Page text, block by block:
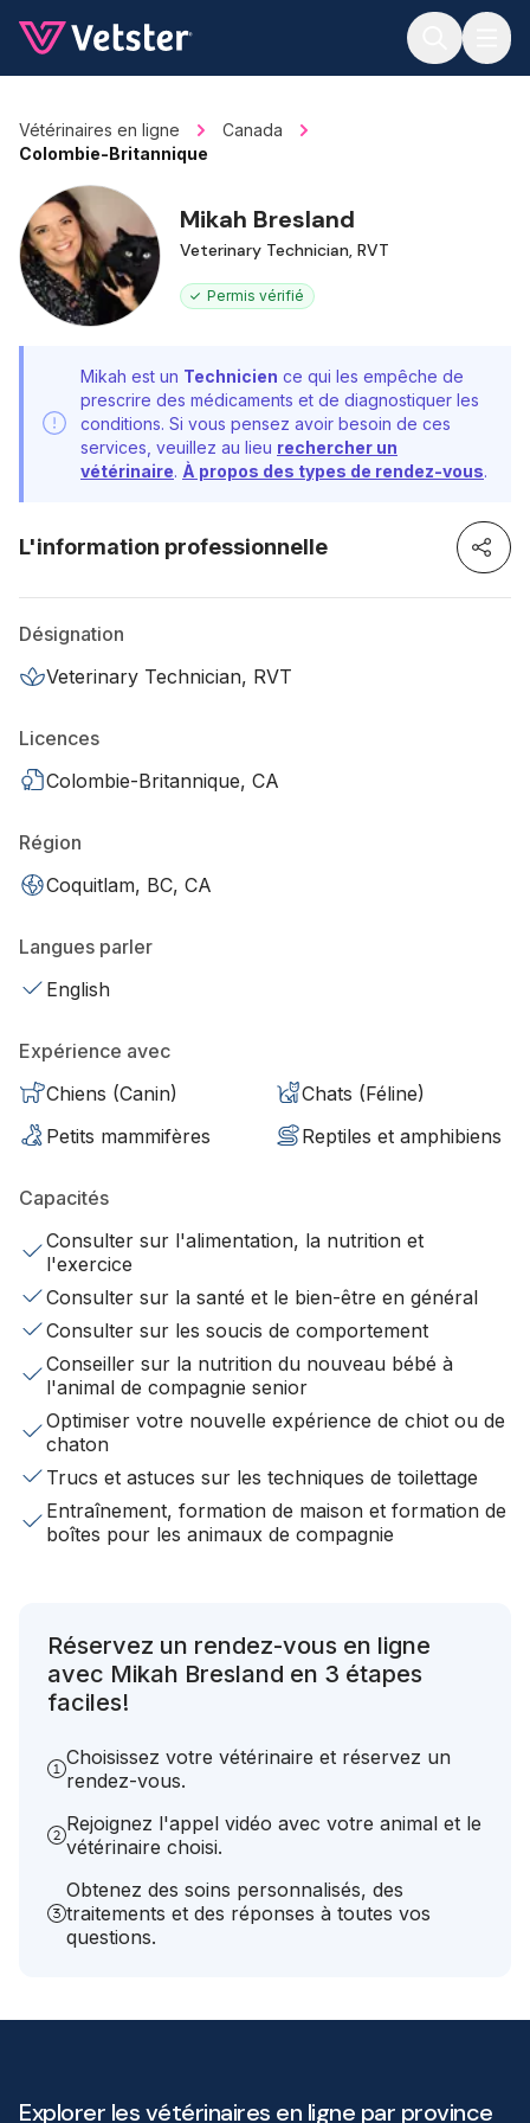
Vétérinaires en ligne
Canada
Colombie-Britannique
Mikah Bresland
Veterinary Technician, RVT
Permis vérifié
Mikah est un Technicien ce qui les empêche de
prescrire des médicaments et de diagnostiquer les
conditions. Si vous pensez avoir besoin de ces
services, veuillez au lieu rechercher un
vétérinaire. À propos des types de rendez-vous.
L'information professionnelle
Désignation
Veterinary Technician, RVT
Licences
Colombie-Britannique, CA
Région
Coquitlam, BC, CA
Langues parler
English
Expérience avec
Chiens (Canin)
Chats (Féline)
Petits mammifères
Reptiles et amphibiens
Capacités
Consulter sur l'alimentation, la nutrition et
l'exercice
Consulter sur la santé et le bien-être en général
Consulter sur les soucis de comportement
Conseiller sur la nutrition du nouveau bébé à
l'animal de compagnie senior
Optimiser votre nouvelle expérience de chiot ou de
chaton
Trucs et astuces sur les techniques de toilettage
Entraînement, formation de maison et formation de
boîtes pour les animaux de compagnie
Réservez un rendez-vous en ligne
avec Mikah Bresland en 3 étapes
faciles!
Choisissez votre vétérinaire et réservez un
rendez-vous.
Rejoignez l'appel vidéo avec votre animal et le
vétérinaire choisi.
Obtenez des soins personnalisés, des
traitements et des réponses à toutes vos
questions.
Explorer les vétérinaires en ligne par province